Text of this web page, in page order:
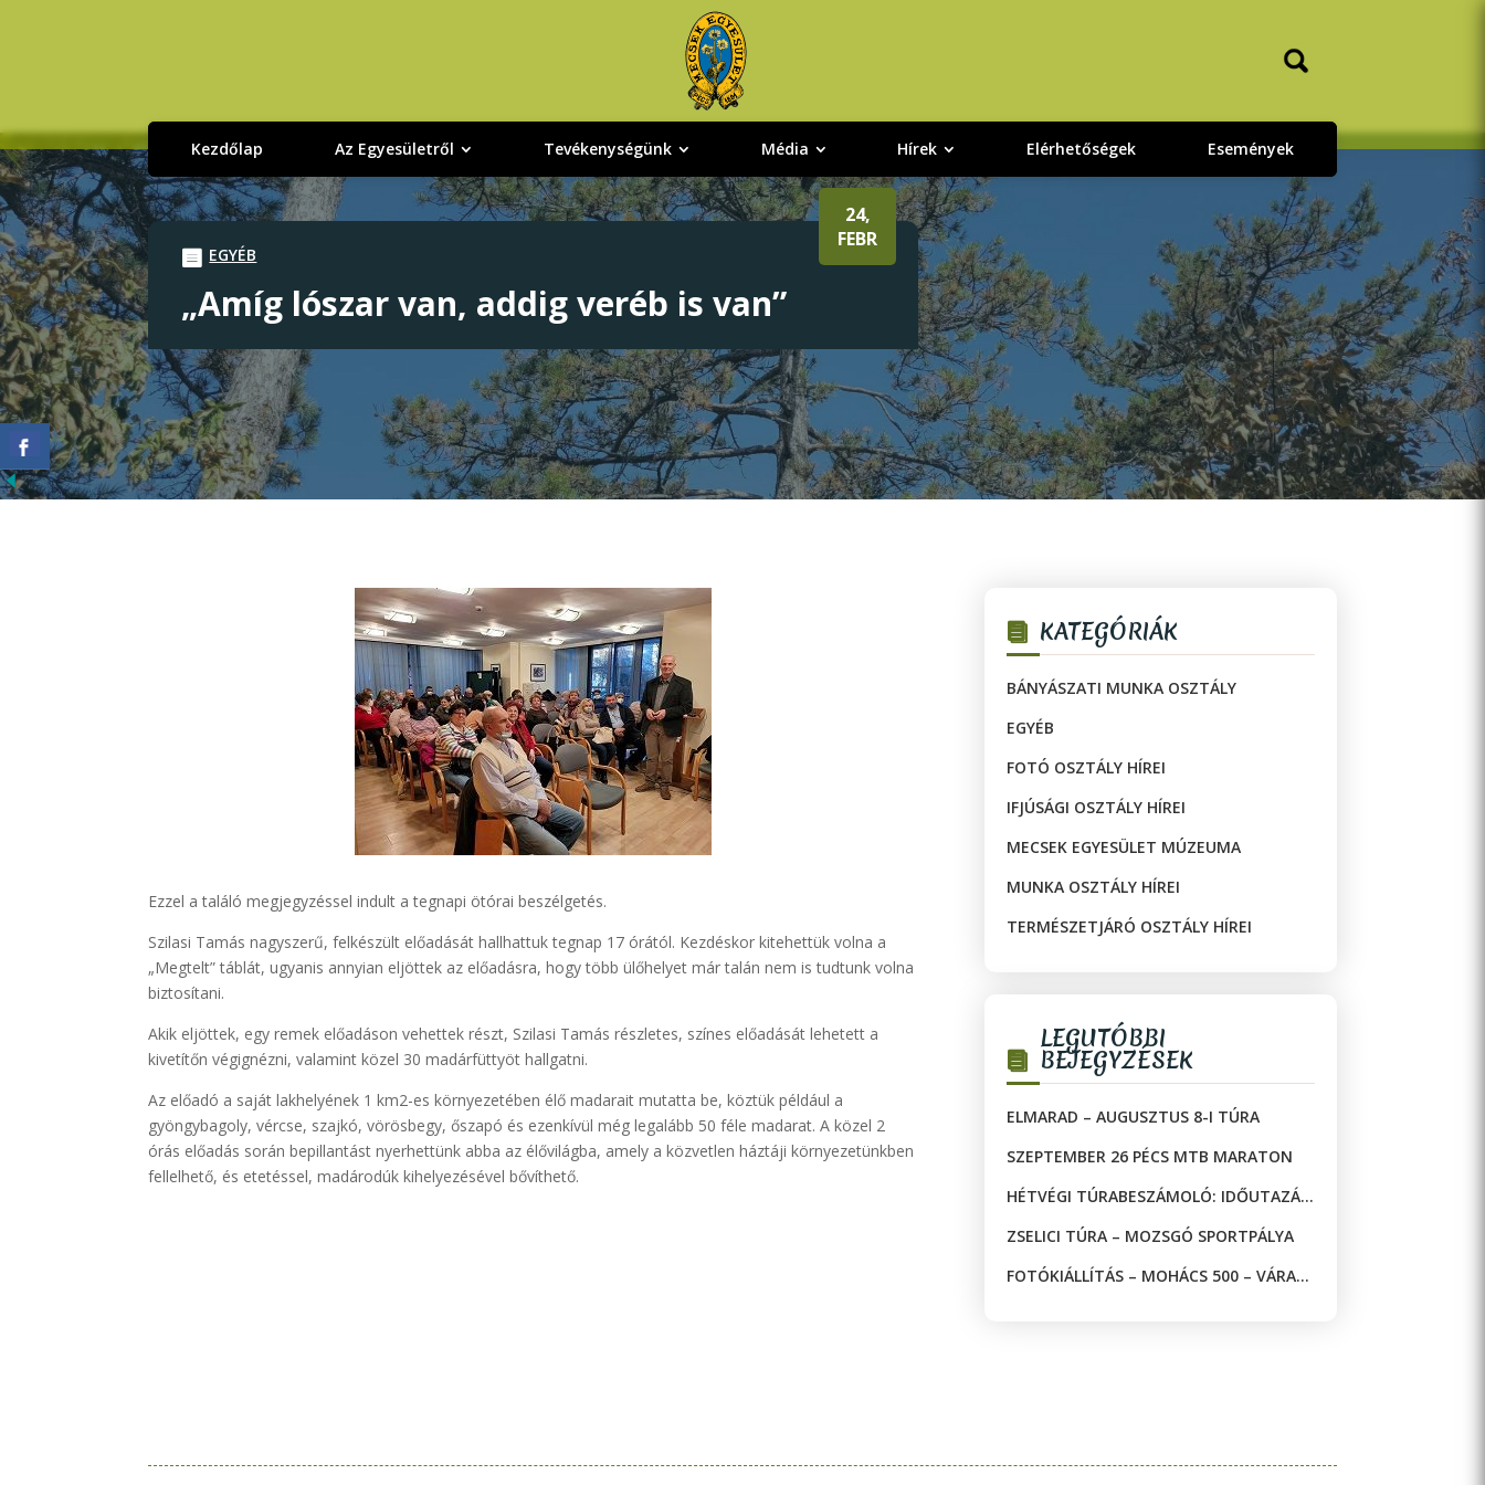
Kezdőlap Az Egyesületről Tevékenységünk Média Hírek Elérhetőségek Események
24,
FEBR
EGYÉB
„Amíg lószar van, addig veréb is van”
Ezzel a találó megjegyzéssel indult a tegnapi ötórai beszélgetés.
Szilasi Tamás nagyszerű, felkészült előadását hallhattuk tegnap 17 órától. Kezdéskor kitehettük volna a
„Megtelt” táblát, ugyanis annyian eljöttek az előadásra, hogy több ülőhelyet már talán nem is tudtunk volna
biztosítani.
Akik eljöttek, egy remek előadáson vehettek részt, Szilasi Tamás részletes, színes előadását lehetett a
kivetítőn végignézni, valamint közel 30 madárfüttyöt hallgatni.
Az előadó a saját lakhelyének 1 km2-es környezetében élő madarait mutatta be, köztük például a
gyöngybagoly, vércse, szajkó, vörösbegy, őszapó és ezenkívül még legalább 50 féle madarat. A közel 2
órás előadás során bepillantást nyerhettünk abba az élővilágba, amely a közvetlen háztáji környezetünkben
fellelhető, és etetéssel, madárodúk kihelyezésével bővíthető.
KATEGÓRIÁK
BÁNYÁSZATI MUNKA OSZTÁLY
EGYÉB
FOTÓ OSZTÁLY HÍREI
IFJÚSÁGI OSZTÁLY HÍREI
MECSEK EGYESÜLET MÚZEUMA
MUNKA OSZTÁLY HÍREI
TERMÉSZETJÁRÓ OSZTÁLY HÍREI
LEGUTÓBBI
BEJEGYZÉSEK
ELMARAD – AUGUSZTUS 8-I TÚRA
SZEPTEMBER 26 PÉCS MTB MARATON
HÉTVÉGI TÚRABESZÁMOLÓ: IDŐUTAZÁS
ZSELICI TÚRA – MOZSGÓ SPORTPÁLYA
FOTÓKIÁLLÍTÁS – MOHÁCS 500 – VÁRAK